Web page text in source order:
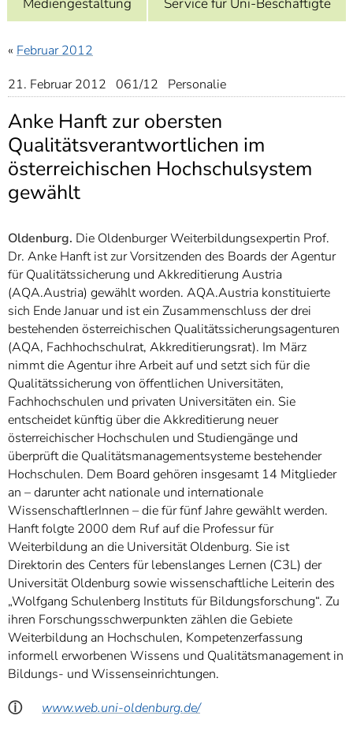
7]
Informationen zur
« Februar 2012
21. Februar 2012 061/12 Personalie
Anke Hanft zur obersten
Qualitätsverantwortlichen im
österreichischen Hochschulsystem
gewählt
Oldenburg. Die Oldenburger Weiterbildungsexpertin Prof.
Dr. Anke Hanft ist zur Vorsitzenden des Boards der Agentur
für Qualitätssicherung und Akkreditierung Austria
(AQA.Austria) gewählt worden. AQA.Austria konstituierte
sich Ende Januar und ist ein Zusammenschluss der drei
bestehenden österreichischen Qualitätssicherungsagenturen
(AQA, Fachhochschulrat, Akkreditierungsrat). Im März
nimmt die Agentur ihre Arbeit auf und setzt sich für die
Qualitätssicherung von öffentlichen Universitäten,
Fachhochschulen und privaten Universitäten ein. Sie
entscheidet künftig über die Akkreditierung neuer
österreichischer Hochschulen und Studiengänge und
überprüft die Qualitätsmanagementsysteme bestehender
Hochschulen. Dem Board gehören insgesamt 14 Mitglieder
an – darunter acht nationale und internationale
WissenschaftlerInnen – die für fünf Jahre gewählt werden.
Hanft folgte 2000 dem Ruf auf die Professur für
Weiterbildung an die Universität Oldenburg. Sie ist
Direktorin des Centers für lebenslanges Lernen (C3L) der
Universität Oldenburg sowie wissenschaftliche Leiterin des
„Wolfgang Schulenberg Instituts für Bildungsforschung“. Zu
ihren Forschungsschwerpunkten zählen die Gebiete
Weiterbildung an Hochschulen, Kompetenzerfassung
informell erworbenen Wissens und Qualitätsmanagement in
Bildungs- und Wissenseinrichtungen.
ⓘ www.web.uni-oldenburg.de/